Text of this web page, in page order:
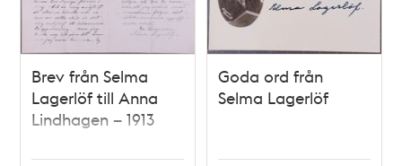
teman
Brev från Selma
Lagerlöf till Anna
Lindhagen – 1913
Goda ord från
Selma Lagerlöf